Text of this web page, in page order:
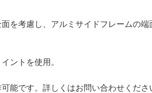
を考慮し、アルミサイドフレームの端
ントを使用。
能です。詳しくはお問い合わせくださ